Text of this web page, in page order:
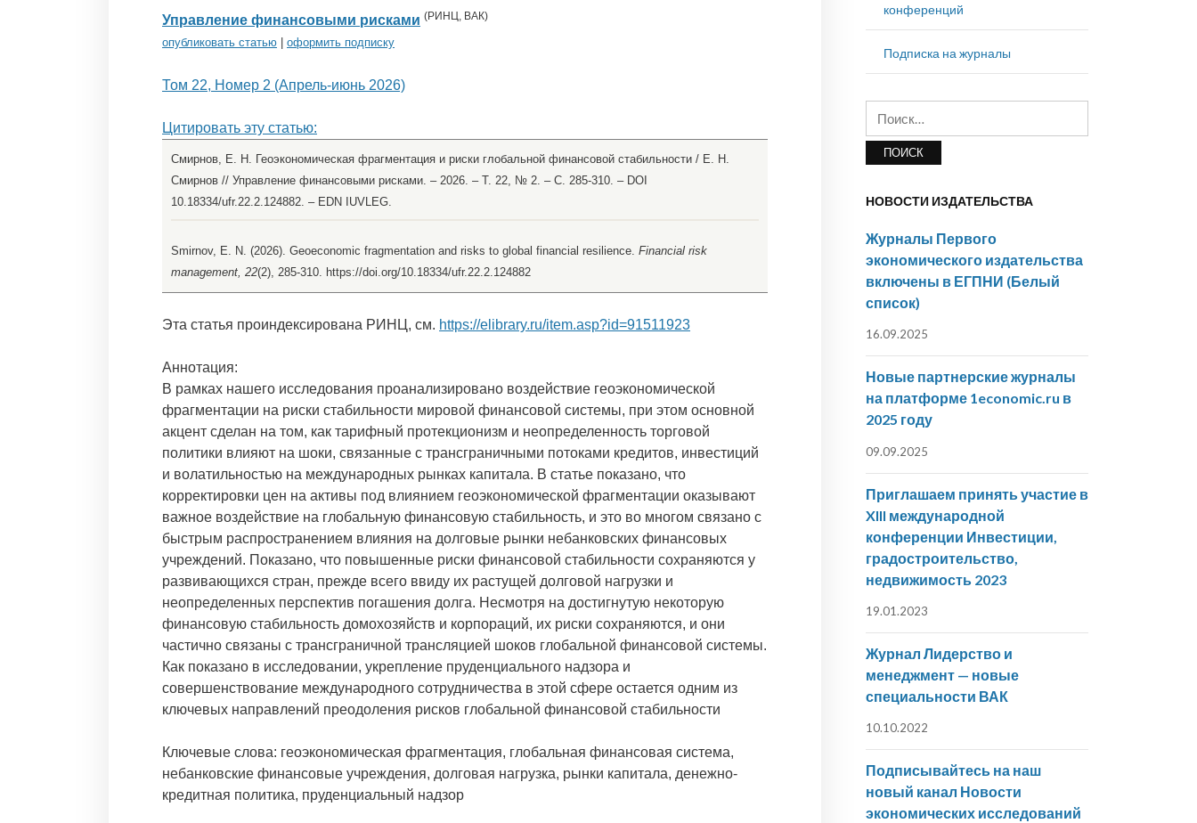
Управление финансовыми рисками (РИНЦ, ВАК)
опубликовать статью оформить подписку
Том 22, Номер 2 (Апрель-июнь 2026)
Цитировать эту статью:
Смирнов, Е. Н. Геоэкономическая фрагментация и риски глобальной финансовой стабильности / Е. Н.
Смирнов // Управление финансовыми рисками. – 2026. – Т. 22, № 2. – С. 285-310. – DOI
10.18334/ufr.22.2.124882. – EDN IUVLEG.
Smirnov, E. N. (2026). Geoeconomic fragmentation and risks to global financial resilience. Financial risk
management, 22(2), 285-310. https://doi.org/10.18334/ufr.22.2.124882
Эта статья проиндексирована РИНЦ, см. https://elibrary.ru/item.asp?id=91511923
Аннотация:
В рамках нашего исследования проанализировано воздействие геоэкономической
фрагментации на риски стабильности мировой финансовой системы, при этом основной
акцент сделан на том, как тарифный протекционизм и неопределенность торговой
политики влияют на шоки, связанные с трансграничными потоками кредитов, инвестиций
и волатильностью на международных рынках капитала. В статье показано, что
корректировки цен на активы под влиянием геоэкономической фрагментации оказывают
важное воздействие на глобальную финансовую стабильность, и это во многом связано с
быстрым распространением влияния на долговые рынки небанковских финансовых
учреждений. Показано, что повышенные риски финансовой стабильности сохраняются у
развивающихся стран, прежде всего ввиду их растущей долговой нагрузки и
неопределенных перспектив погашения долга. Несмотря на достигнутую некоторую
финансовую стабильность домохозяйств и корпораций, их риски сохраняются, и они
частично связаны с трансграничной трансляцией шоков глобальной финансовой системы.
Как показано в исследовании, укрепление пруденциального надзора и
совершенствование международного сотрудничества в этой сфере остается одним из
ключевых направлений преодоления рисков глобальной финансовой стабильности
Ключевые слова: геоэкономическая фрагментация, глобальная финансовая система,
небанковские финансовые учреждения, долговая нагрузка, рынки капитала, денежно-
кредитная политика, пруденциальный надзор
конференций
Подписка на журналы
НОВОСТИ ИЗДАТЕЛЬСТВА
Журналы Первого
экономического издательства
включены в ЕГПНИ (Белый
список)
16.09.2025
Новые партнерские журналы
на платформе 1economic.ru в
2025 году
09.09.2025
Приглашаем принять участие в
XIII международной
конференции Инвестиции,
градостроительство,
недвижимость 2023
19.01.2023
Журнал Лидерство и
менеджмент — новые
специальности ВАК
10.10.2022
Подписывайтесь на наш
новый канал Новости
экономических исследований